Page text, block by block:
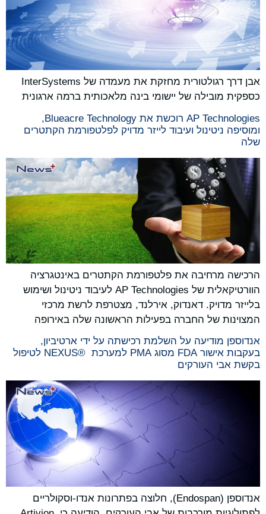
אבן דרך רגולטורית מחזקת את מעמדה של InterSystems
כספקית מובילה של יישומי בינה מלאכותית ברמה ארגונית
AP Technologies רוכשת את Blueacre Technology,
ומוסיפה ניטינול ועיבוד לייזר מדויק לפלטפורמת הקתטרים
שלה
הרכישה מרחיבה את פלטפורמת הקתטרים באינטגרציה
הוורטיקאלית של AP Technologies לעיבוד ניטינול ושימוש
בלייזר מדויק. דאנדוק, אירלנד, מצטרפת לרשת מרכזי
המצוינות של החברה בפעילות הראשונה שלה באירופה
אנדוספן מודיעה על השלמת רכישתה על ידי ארטיביון,
בעקבות אישור FDA מסוג PMA למערכת NEXUS® ‎ לטיפול
בקשת אבי העורקים
אנדוספן (Endospan), חלוצה בפתרונות אנדו-וסקולריים